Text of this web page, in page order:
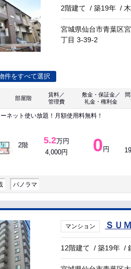
2階建て /築19年 /
宮城県仙台市青葉区
丁目 3-39-2
件をすべて選択
部屋階
賃料／
管理費
敷金・保証金／
礼金・権利金
ネット使い放題！月額使用料無料！
2階 5.2万円
4,000円
0 円
パノラマ
マンション ＳＵ
12階建て /築19年 /